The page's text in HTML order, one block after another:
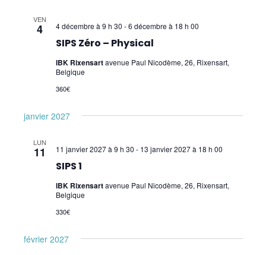
VEN
4
SIPS Zéro – Physical
4 décembre à 9 h 30 -6 décembre à 18 h 00
IBK Rixensartavenue Paul Nicodème, 26, Rixensart,
Belgique
360€
janvier 2027
LUN
11
SIPS 1
11 janvier 2027 à 9 h 30 - 13 janvier 2027 à 18 h 00
IBK Rixensartavenue Paul Nicodème, 26, Rixensart,
Belgique
330€
février 2027